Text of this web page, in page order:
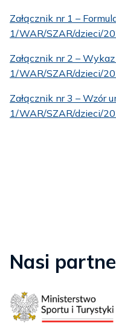
Załącznik nr 1 –
1/WAR/SZAR/dzieci/
Załącznik nr 2 –
1/WAR/SZAR/dzieci/
Załącznik nr 3 – Wzór
1/WAR/SZAR/dzieci/
Nasi